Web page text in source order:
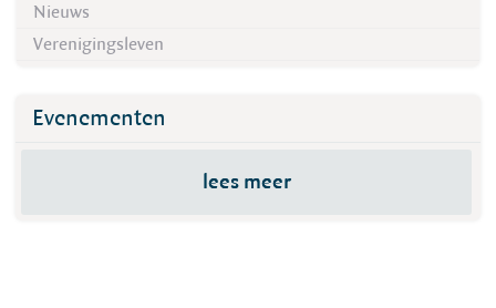
Nieuws
Verenigingsleven
Evenementen
lees meer